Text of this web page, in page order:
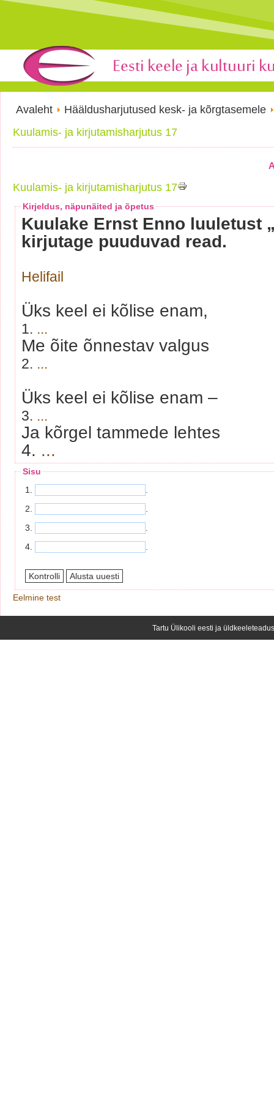
Avaleht
Hääldusharjutused kesk- ja kõrgtasemele
Kuulamis- ja kirjutamisharjutus 17
Kuulamis- ja kirjutamisharjutus 17
Kirjeldus, näpunäited ja õpetus
Kuulake Ernst Enno luuletust
kirjutage puuduvad read.
Helifail
Üks keel ei kõlise enam,
1. ...
Me õite õnnestav valgus
2. ...
Üks keel ei kõlise enam –
3. ...
Ja kõrgel tammede lehtes
4. ...
Sisu
1.
2.
3.
4.
Eelmine test
Tartu Ülikooli eesti ja